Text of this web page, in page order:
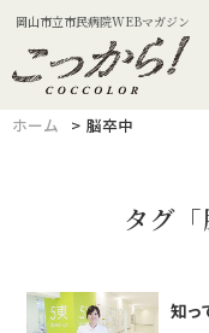
岡山市立市民病院WEBマガジン
ホーム 脳卒中
タグ